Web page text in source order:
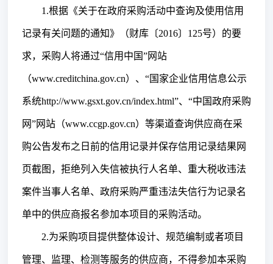
1.根据《关于在政府采购活动中查询及使用信用
记录有关问题的通知》（财库〔2016〕125号）的要
求，采购人将通过“信用中国”网站
（www.creditchina.gov.cn）、“国家企业信用信息公示
系统http://www.gsxt.gov.cn/index.html”、“中国政府采购
网”网站（www.ccgp.gov.cn）等渠道查询供应商在采
购公告发布之日前的信用记录并保存信用记录结果网
页截图，拒绝列入失信被执行人名单、重大税收违法
案件当事人名单、政府采购严重违法失信行为记录名
单中的供应商报名参加本项目的采购活动。
2.为采购项目提供整体设计、规范编制或者项目
管理、监理、检测等服务的供应商，不得参加本采购